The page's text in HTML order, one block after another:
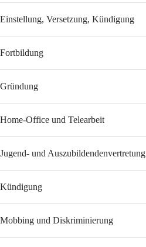
Einstellung, Versetzung, Kündigung
Fortbildung
Gründung
Home-Office und Telearbeit
Jugend- und Auszubildendenvertretung
Kündigung
Mobbing und Diskriminierung